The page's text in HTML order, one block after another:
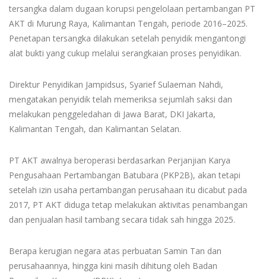
tersangka dalam dugaan korupsi pengelolaan pertambangan PT
AKT di Murung Raya, Kalimantan Tengah, periode 2016–2025.
Penetapan tersangka dilakukan setelah penyidik mengantongi
alat bukti yang cukup melalui serangkaian proses penyidikan.
Direktur Penyidikan Jampidsus, Syarief Sulaeman Nahdi,
mengatakan penyidik telah memeriksa sejumlah saksi dan
melakukan penggeledahan di Jawa Barat, DKI Jakarta,
Kalimantan Tengah, dan Kalimantan Selatan.
PT AKT awalnya beroperasi berdasarkan Perjanjian Karya
Pengusahaan Pertambangan Batubara (PKP2B), akan tetapi
setelah izin usaha pertambangan perusahaan itu dicabut pada
2017, PT AKT diduga tetap melakukan aktivitas penambangan
dan penjualan hasil tambang secara tidak sah hingga 2025.
Berapa kerugian negara atas perbuatan Samin Tan dan
perusahaannya, hingga kini masih dihitung oleh Badan